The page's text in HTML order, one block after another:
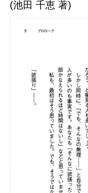
(池田 千恵 著)